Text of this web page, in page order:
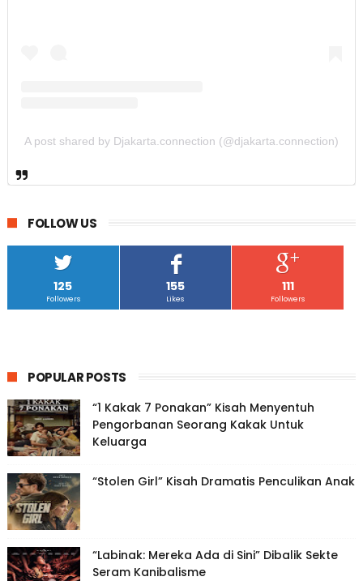
A post shared by Djakarta.connection (@djakarta.connection)
FOLLOW US
125
Followers
155
Likes
111
Followers
POPULAR POSTS
“1 Kakak 7 Ponakan” Kisah Menyentuh
Pengorbanan Seorang Kakak Untuk
Keluarga
“Stolen Girl” Kisah Dramatis Penculikan Anak
“Labinak: Mereka Ada di Sini” Dibalik Sekte
Seram Kanibalisme